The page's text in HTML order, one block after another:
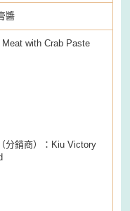
醬
with Crab Paste
分銷商）：Kiu Victory